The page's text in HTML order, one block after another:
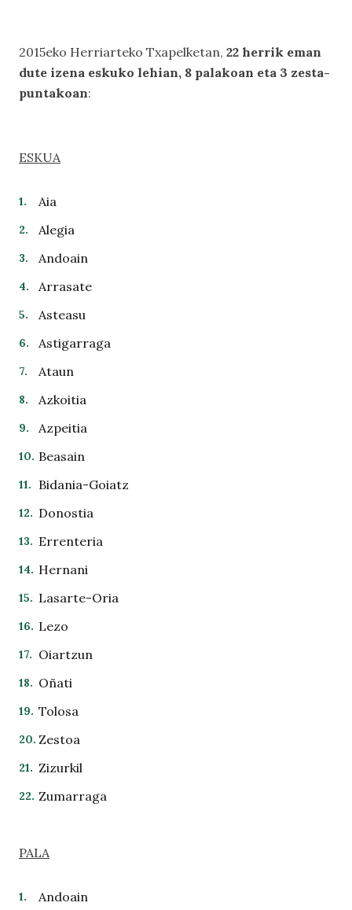
2015eko Herriarteko Txapelketan, 22 herrik eman
dute izena eskuko lehian, 8 palakoan eta 3 zesta-
puntakoan:
ESKUA
Aia
Alegia
Andoain
Arrasate
Asteasu
Astigarraga
Ataun
Azkoitia
Azpeitia
Beasain
Bidania-Goiatz
Donostia
Errenteria
Hernani
Lasarte-Oria
Lezo
Oiartzun
Oñati
Tolosa
Zestoa
Zizurkil
Zumarraga
PALA
Andoain